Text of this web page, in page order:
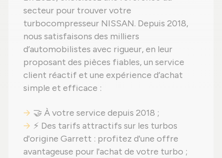
secteur pour trouver votre
turbocompresseur NISSAN. Depuis 2018,
nous satisfaisons des milliers
d’automobilistes avec rigueur, en leur
proposant des pièces fiables, un service
client réactif et une expérience d’achat
simple et efficace :
🤝 À votre service depuis 2018 ;
⚡ Des tarifs attractifs sur les turbos
d'origine Garrett : profitez d'une offre
avantageuse pour l'achat de votre turbo ;